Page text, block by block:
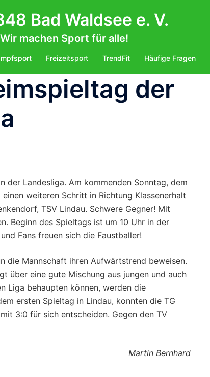
Bad Waldsee e. V.
Wir machen Sport für alle!
Freizeitsport TrendFit Häufige Fragen
der
der Landesliga. Am kommenden Sonntag, dem
weiteren Schritt in Richtung Klassenerhalt
TSV Lindau. Schwere Gegner! Mit
Beginn des Spieltags ist um 10 Uhr in der
Fans freuen sich die Faustballer!
die Mannschaft ihren Aufwärtstrend beweisen.
über eine gute Mischung aus jungen und auch
Liga behaupten können, werden die
ersten Spieltag in Lindau, konnten die TG
3:0 für sich entscheiden. Gegen den TV
Martin Bernhard